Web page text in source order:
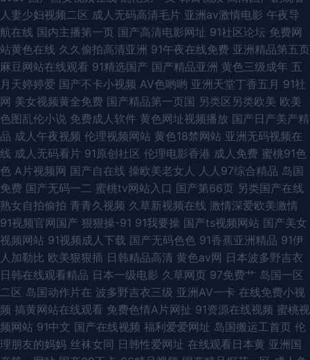
人妻少妇视频二区 成人无码高清毛片 亚洲av激情电影 午夜导
航在线 国内主播第一页 国产高清电影网址 91社区论坛 免费网
站黄色在线 久久偷拍高清亚洲 91午夜在线免费 亚洲精品第五页
麻豆网站在线观看 91精选国产 国产精品亚洲 黄色三级成年 五
月天婷婷爱 国产不卡小视频 AV色哟哟 亚洲天堂丁香五月 91社
网 美女视频黄全免费 国产精品第一页国 另类区另类欧美 欧美
色图乱伦小说 免费成人软件 黄色网址视频播放 国产日产美产精
品 成人午夜视频 伦理视频网站 黄色18禁网站 亚洲无码视频在
线 成人无码看片 91原创社区 伦理电影香港 成人免费 蜜桃91色
色 A片视频网 国产自在线 操欧美老女人 人人97综合精品 岛国
免费 国产无码一二 蜜桃tv网站入口 国产第66页 另类国产在线
熟女自拍偷拍 青青久视频 久草新视频在线 激情深爱欧美激情
91视频官网国产 狠狠操-91 91我要操 国产ts视频网站 国产美女
视频网站 91视频成人下载 国产无码色色 91香蕉亚洲精品 91伊
人加勒比 欧美狠狠插 日韩精品高清 黄色av网 日本波多野吉衣
日韩在线观看精品 日本一级电影 久草网页 97免费艹 岛国一区
二区 岛国动作片在 波多野吉衣三级 亚洲AV一卡 在线免费小视
频 搞黄网站在线观看 免费色情A片网扯 91资源在线视频 蜜桃视
频网站 91中文 国产在线视频 福利爱爱网址 岛国搬运工首页 伦
理朋友的妈妈 丝袜女同 日韩性爱网址 在线观看日本黄 亚洲国